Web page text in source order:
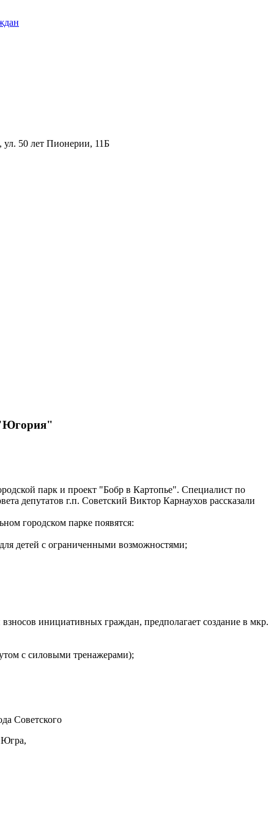
50 лет Пионерии, 11Б
"Югория"
парк и проект "Бобр в Картопье". Специалист по
депутатов г.п. Советский Виктор Карнаухов рассказали
городском парке появятся:
детей с ограниченными возможностями;
инициативных граждан, предполагает создание в мкр.
с силовыми тренажерами);
Советского
Югра,